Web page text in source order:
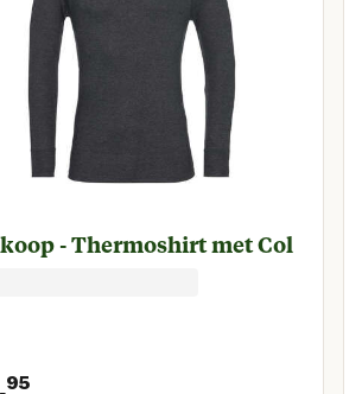
- Thermoshirt met Col
95